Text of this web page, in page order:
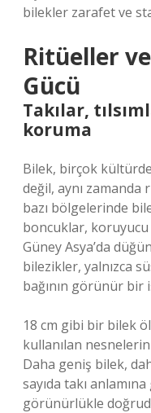
bilekler zarafet ve
Ritüeller
Gücü
Takılar,
koruma
Bilek, birçok
değil, aynı zamanda
bazı bölgelerinde
boncuklar, koruyucu
Güney Asya’da
bilezikler, yalnızca
bağının görünür bir
18 cm gibi bir bilek
kullanılan
Daha geniş bilek,
sayıda takı
görünürlükle